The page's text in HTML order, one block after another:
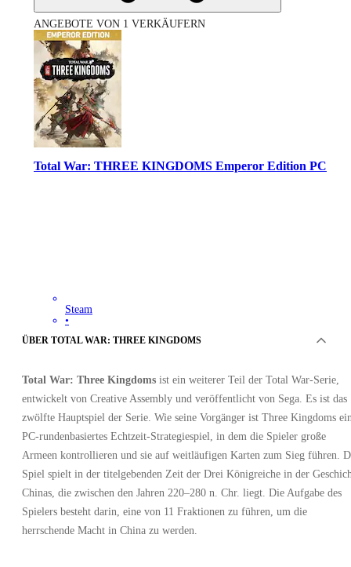
ANGEBOTE VON 1 VERKÄUFERN
Total War: THREE KINGDOMS Emperor Edition PC
Steam
•
•
ÜBER TOTAL WAR: THREE KINGDOMS
Total War: Three Kingdoms ist ein weiterer Teil der Total War-Serie,
entwickelt von Creative Assembly und veröffentlicht von Sega. Es ist das
zwölfte Hauptspiel der Serie. Wie seine Vorgänger ist Three Kingdoms
PC-rundenbasiertes Echtzeit-Strategiespiel, in dem die Spieler große
Armeen kontrollieren und sie auf weitläufigen Karten zum Sieg führen.
Spiel spielt in der titelgebenden Zeit der Drei Königreiche in der
Chinas, die zwischen den Jahren 220–280 n. Chr. liegt. Die Aufgabe des
Spielers besteht darin, eine von 11 Fraktionen zu führen, um die
herrschende Macht in China zu werden.